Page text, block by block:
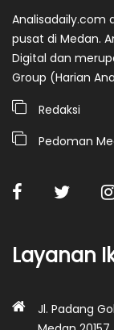
Analisadaily.com
pusat di Medan.
Digital dan
Group (Harian
Redaksi
Pedoman
Layanan
Jl. Padang